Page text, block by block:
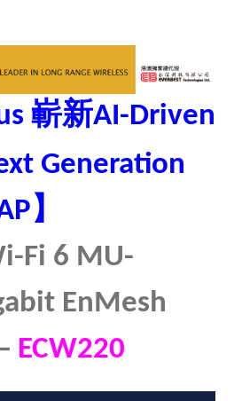
嶄新AI-Driven
Generation
】
Fi 6 MU-
EnMesh
ECW220